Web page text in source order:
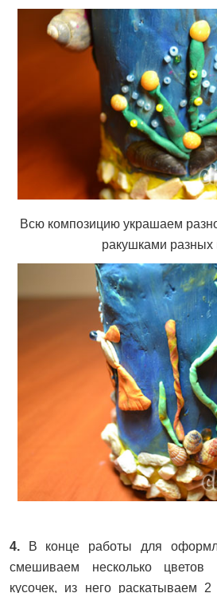
Всю композицию украшаем
ракушками разных
4. В конце работы для
смешиваем несколько
кусочек, из него раскатываем